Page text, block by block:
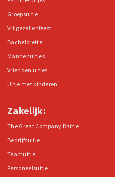
Groepsuitje
Vrijgezellenfeest
Bachelorette
Mannenuitjes
Vrienden uitjes
Uitje met kinderen
Zakelijk:
The Great Company Battle
Bedrijfsuitje
Teamuitje
Personeelsuitje